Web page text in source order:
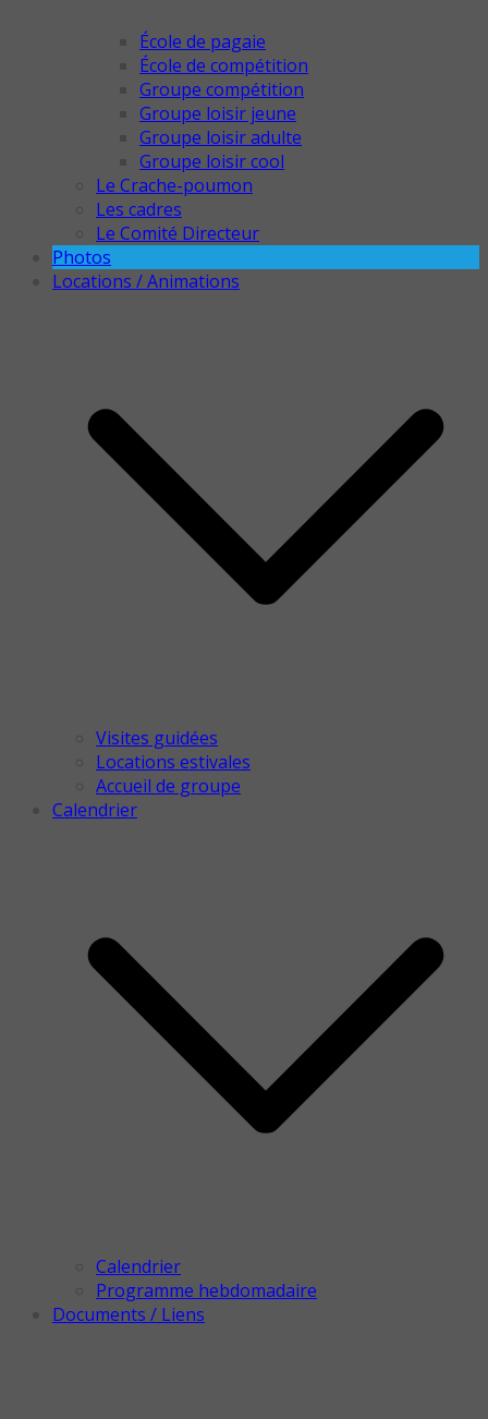
École de pagaie
École de compétition
Groupe compétition
Groupe loisir jeune
Groupe loisir adulte
Groupe loisir cool
Le Crache-poumon
Les cadres
Le Comité Directeur
Photos
Locations / Animations
Visites guidées
Locations estivales
Accueil de groupe
Calendrier
Calendrier
Programme hebdomadaire
Documents / Liens